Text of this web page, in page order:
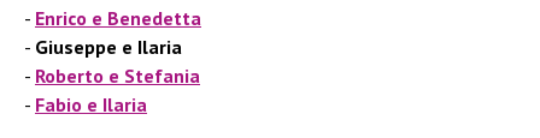
Enrico e Benedetta
Giuseppe e Ilaria
Roberto e Stefania
Fabio e Ilaria